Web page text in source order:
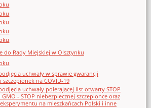
do Rady Miejskiej w Olsztynku
uchwały w sprawie gwarancji
na COVID-19
uchwały poierającej list otwarty STOP
- STOP niebezpiecznej szczepionce oraz
na mieszkańcach Polski i inne